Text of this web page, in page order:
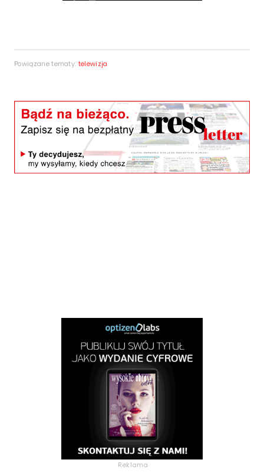
Powiązane tematy: telewizja
Reklama